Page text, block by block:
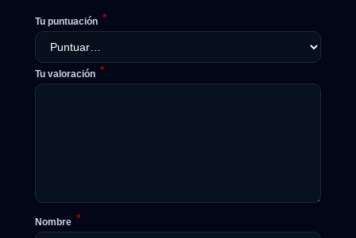
Tu puntuación *
Tu valoración *
Nombre *